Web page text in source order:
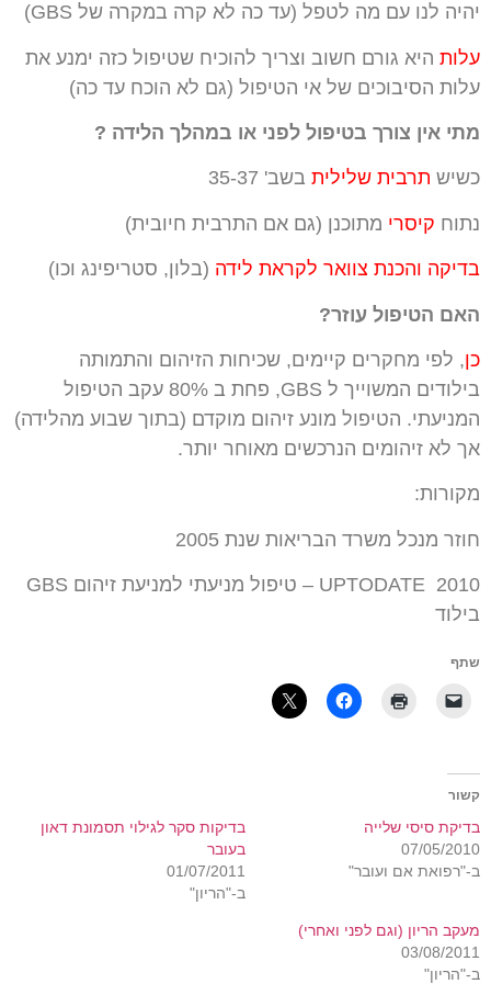
יהיה לנו עם מה לטפל (עד כה לא קרה במקרה של GBS)
עלות היא גורם חשוב וצריך להוכיח שטיפול כזה ימנע את
עלות הסיבוכים של אי הטיפול (גם לא הוכח עד כה)
מתי אין צורך בטיפול לפני או במהלך הלידה ?
כשיש תרבית שלילית בשב' 35-37
נתוח קיסרי מתוכנן (גם אם התרבית חיובית)
בדיקה והכנת צוואר לקראת לידה (בלון, סטריפינג וכו)
האם הטיפול עוזר?
כן, לפי מחקרים קיימים, שכיחות הזיהום והתמותה
בילודים המשוייך ל GBS, פחת ב 80% עקב הטיפול
המניעתי. הטיפול מונע זיהום מוקדם (בתוך שבוע מהלידה)
אך לא זיהומים הנרכשים מאוחר יותר.
מקורות:
חוזר מנכל משרד הבריאות שנת 2005
UPTODATE 2010 – טיפול מניעתי למניעת זיהום GBS
בילוד
שתף
קשור
בדיקת סיסי שלייה
07/05/2010
ב-"רפואת אם ועובר"
בדיקות סקר לגילוי תסמונת דאון
בעובר
01/07/2011
ב-"הריון"
מעקב הריון (וגם לפני ואחרי)
03/08/2011
ב-"הריון"